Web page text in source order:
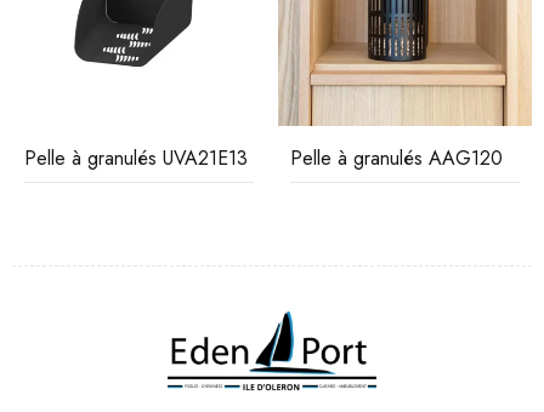
Pelle à granulés UVA21E13 Pelle à granulés AAG120